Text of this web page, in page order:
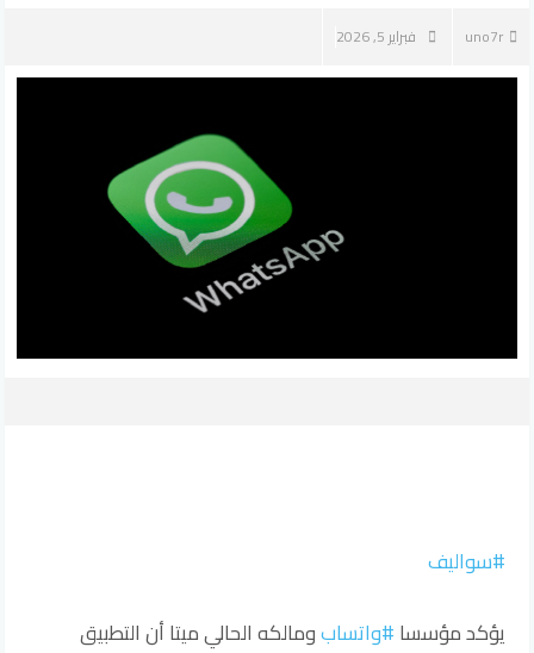
uno7r فبراير 5, 2026
#سواليف
يؤكد مؤسسا#واتسابومالكه الحالي ميتا أن التطبيق